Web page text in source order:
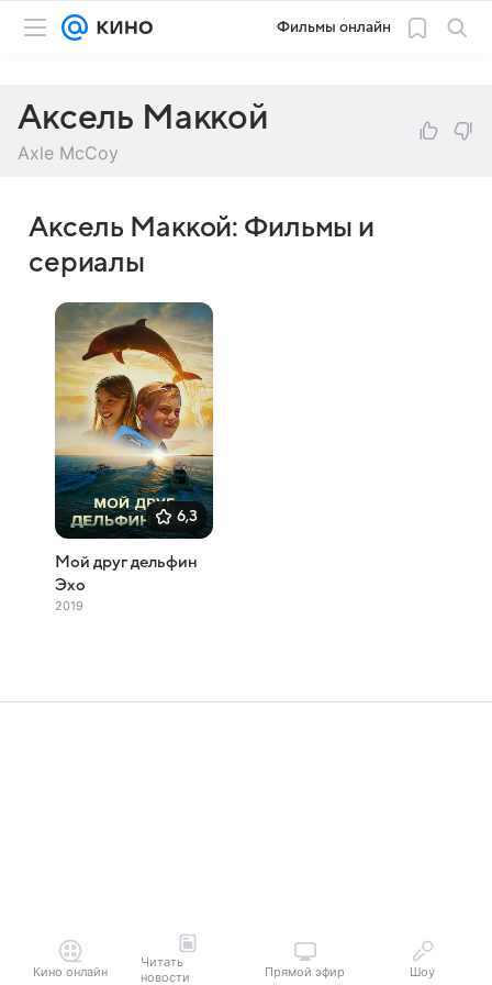
Фильмы онлайн
Аксель Маккой
Axle McCoy
Аксель Маккой: Фильмы и
сериалы
6,3
Мой друг дельфин
Эхо
2019
Кино онлайн
Читать
новости
Прямой эфир Шоу